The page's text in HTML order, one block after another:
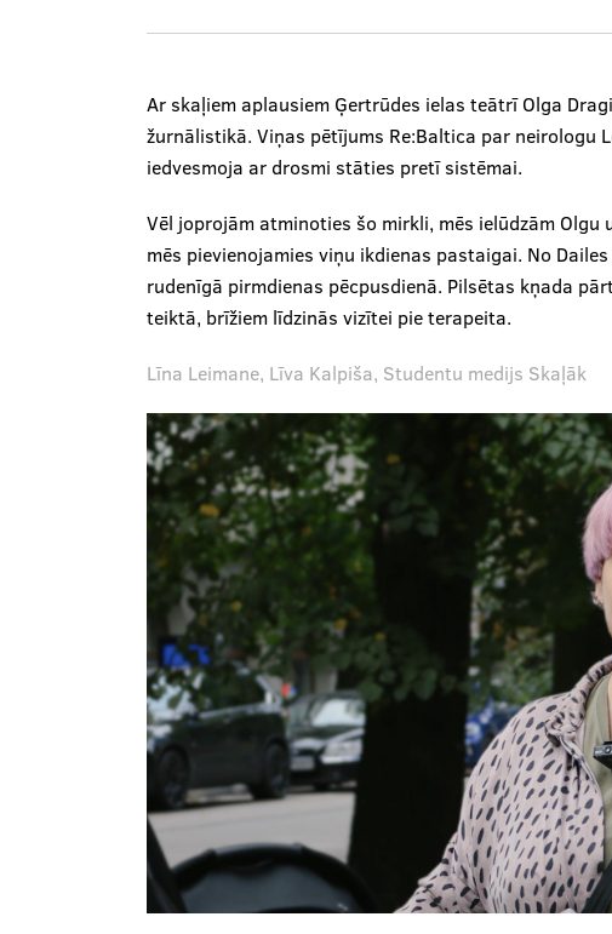
Ar skaļiem aplausiem Ģertrūdes ielas teātrī Olga
žurnālistikā. Viņas pētījums Re:Baltica par neirologu
iedvesmoja ar drosmi stāties pretī sistēmai.
Vēl joprojām atminoties šo mirkli, mēs ielūdzām
mēs pievienojamies viņu ikdienas pastaigai. No
rudenīgā pirmdienas pēcpusdienā. Pilsētas kņada
teiktā, brīžiem līdzinās vizītei pie terapeita.
Līna Leimane, Līva Kalpiša, Studentu medijs Skaļāk